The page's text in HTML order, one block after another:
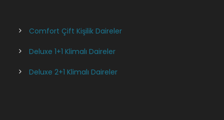
Comfort Çift Kişilik Daireler
Deluxe 1+1 Klimalı Daireler
Deluxe 2+1 Klimalı Daireler